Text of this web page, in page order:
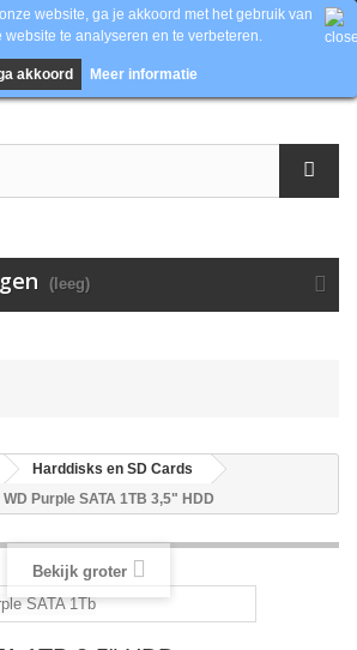
Inloggen
EUR
Contacteer ons
(leeg)
website, ga je akkoord met het gebruik van
website te analyseren en te verbeteren.
akkoord Meer informatie
Harddisks en SD Cards
WD Purple SATA 1TB 3,5" HDD
Bekijk groter